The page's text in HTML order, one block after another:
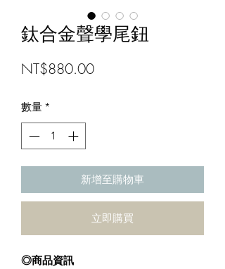
鈦合金聲學尾鈕
NT$880.00價
數量 *
新增至購物車
立即購買
◎商品資訊